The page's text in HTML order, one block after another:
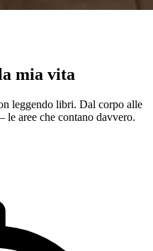
mia vita
leggendo libri. Dal corpo alle
aree che contano davvero.